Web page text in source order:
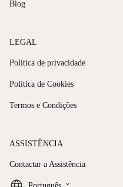
Blog
LEGAL
Política de privacidade
Política de Cookies
Termos e Condições
ASSISTÊNCIA
Contactar a Assistência
keyboard_arrow_down